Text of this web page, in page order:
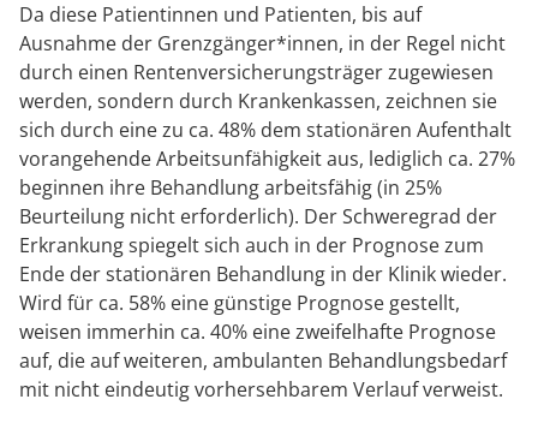
Da diese Patientinnen und Patienten, bis auf
Ausnahme der Grenzgänger*innen, in der Regel nicht
durch einen Rentenversicherungsträger zugewiesen
werden, sondern durch Krankenkassen, zeichnen sie
sich durch eine zu ca. 48% dem stationären Aufenthalt
vorangehende Arbeitsunfähigkeit aus, lediglich ca. 27%
beginnen ihre Behandlung arbeitsfähig (in 25%
Beurteilung nicht erforderlich). Der Schweregrad der
Erkrankung spiegelt sich auch in der Prognose zum
Ende der stationären Behandlung in der Klinik wieder.
Wird für ca. 58% eine günstige Prognose gestellt,
weisen immerhin ca. 40% eine zweifelhafte Prognose
auf, die auf weiteren, ambulanten Behandlungsbedarf
mit nicht eindeutig vorhersehbarem Verlauf verweist.